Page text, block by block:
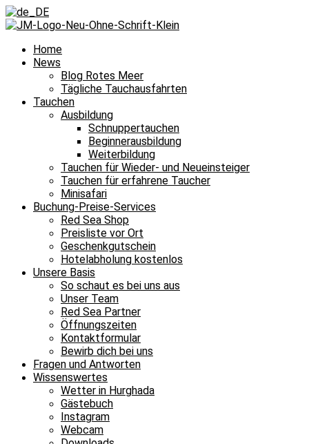
Home
News
Blog Rotes Meer
Tägliche Tauchausfahrten
Tauchen
Ausbildung
Schnuppertauchen
Beginnerausbildung
Weiterbildung
Tauchen für Wieder- und Neueinsteiger
Tauchen für erfahrene Taucher
Minisafari
Buchung-Preise-Services
Red Sea Shop
Preisliste vor Ort
Geschenkgutschein
Hotelabholung kostenlos
Unsere Basis
So schaut es bei uns aus
Unser Team
Red Sea Partner
Öffnungszeiten
Kontaktformular
Bewirb dich bei uns
Fragen und Antworten
Wissenswertes
Wetter in Hurghada
Gästebuch
Instagram
Webcam